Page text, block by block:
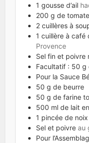
1 gousse d’ail
200 g de
2 cuillères à
1 cuillère à café
Provence
Sel fin et poivre
Facultatif : 50 g
Pour la Sauce
50 g de beurre
50 g de farine
500 ml de lait
1 pincée de
Sel et poivre au
Pour